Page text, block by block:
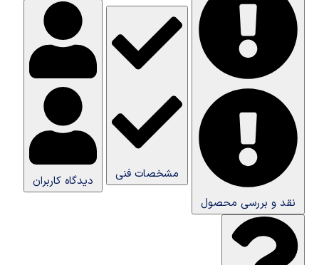
نقد و بررسی محصول
مشخصات فنی دیدگاه کاربران